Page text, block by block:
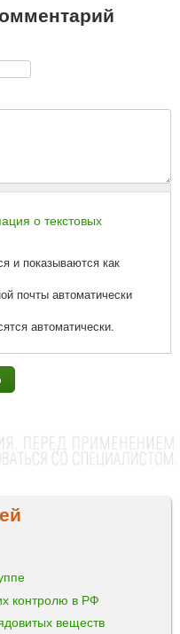
о текстовых
и показываются как
почты автоматически
автоматически.
контролю в РФ
веществ